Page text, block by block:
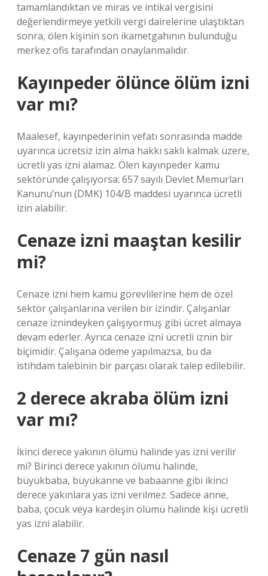
tamamlandıktan ve miras ve intikal vergisini
değerlendirmeye yetkili vergi dairelerine ulaştıktan
sonra, ölen kişinin son ikametgahının bulunduğu
merkez ofis tarafından onaylanmalıdır.
Kayınpeder ölünce ölüm izni
var mı?
Maalesef, kayınpederinin vefatı sonrasında madde
uyarınca ücretsiz izin alma hakkı saklı kalmak üzere,
ücretli yas izni alamaz. Ölen kayınpeder kamu
sektöründe çalışıyorsa: 657 sayılı Devlet Memurları
Kanunu’nun (DMK) 104/B maddesi uyarınca ücretli
izin alabilir.
Cenaze izni maaştan kesilir
mi?
Cenaze izni hem kamu görevlilerine hem de özel
sektör çalışanlarına verilen bir izindir. Çalışanlar
cenaze iznindeyken çalışıyormuş gibi ücret almaya
devam ederler. Ayrıca cenaze izni ücretli iznin bir
biçimidir. Çalışana ödeme yapılmazsa, bu da
istihdam talebinin bir parçası olarak talep edilebilir.
2 derece akraba ölüm izni
var mı?
İkinci derece yakının ölümü halinde yas izni verilir
mi? Birinci derece yakının ölümü halinde,
büyükbaba, büyükanne ve babaanne gibi ikinci
derece yakınlara yas izni verilmez. Sadece anne,
baba, çocuk veya kardeşin ölümü halinde kişi ücretli
yas izni alabilir.
Cenaze 7 gün nasıl